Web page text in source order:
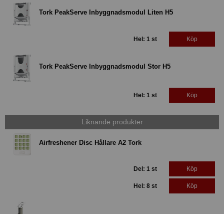
Tork PeakServe Inbyggnadsmodul Liten H5
Hel: 1 st Köp
Tork PeakServe Inbyggnadsmodul Stor H5
Hel: 1 st Köp
Liknande produkter
Airfreshener Disc Hållare A2 Tork
Del: 1 st Köp
Hel: 8 st Köp